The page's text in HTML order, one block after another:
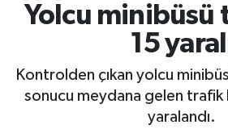
Yolcu minibüsü
15
Kontrolden çıkan yolcu
sonucu meydana gelen trafik
yaralandı.